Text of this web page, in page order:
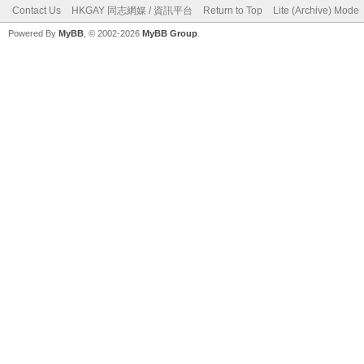
Contact Us HKGAY 同志網媒 / 資訊平台 Return to Top Lite (Archive) Mode
Powered By MyBB , © 2002-2026 MyBB Group